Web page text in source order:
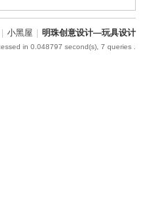
小黑屋 明珠创意设计—玩具设计
in 0.048797 second(s), 7 queries .